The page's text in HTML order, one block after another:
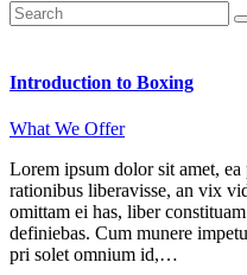
Introduction to Boxing
What We Offer
Lorem ipsum dolor sit amet,
rationibus liberavisse, an vix
omittam ei has, liber
definiebas. Cum munere
pri solet omnium id,…